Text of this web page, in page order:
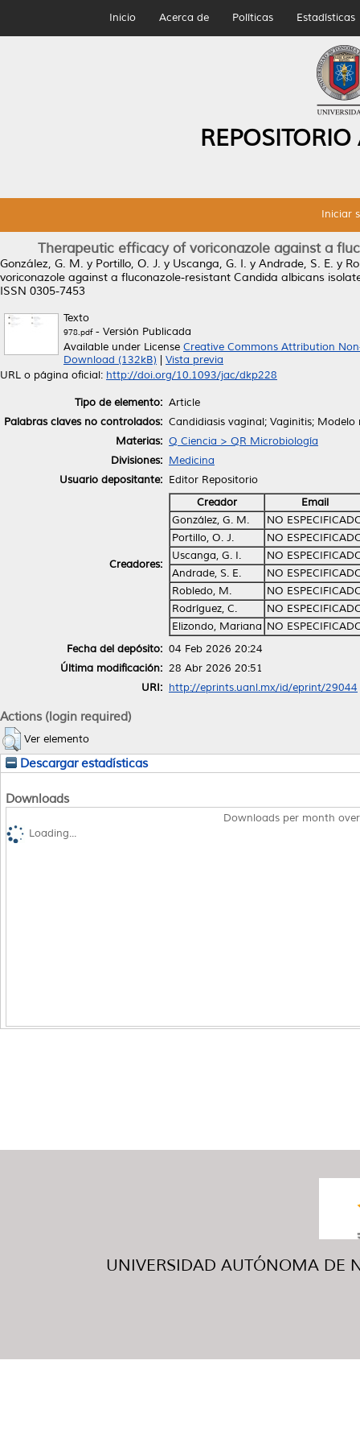
Inicio Acerca de Políticas Estadísticas
Iniciar
Therapeutic efficacy of voriconazole against a
González, G. M. y Portillo, O. J. y Uscanga, G. I. y Andrade, S. E. y
voriconazole against a fluconazole-resistant Candida albicans
ISSN 0305-7453
Texto
978.pdf- Versión Publicada
Available under License Creative Commons Attribution
Download (132kB)
Vista previa
URL o página oficial: http://doi.org/10.1093/jac/dkp228
Tipo de elemento: Article
Palabras claves no controlados: Candidiasis vaginal; Vaginitis; Modelo
Materias: Q Ciencia > QR Microbiología
Divisiones: Medicina
Usuario depositante: Editor Repositorio
Creadores:
Creador
Email
González, G. M.
NO
Portillo, O. J.
NO
Uscanga, G. I.
NO
Andrade, S. E.
NO
Robledo, M.
NO
Rodríguez, C.
NO
Elizondo, Mariana NO
Fecha del depósito: 04 Feb 2026 20:24
Última modificación: 28 Abr 2026 20:51
URI: http://eprints.uanl.mx/id/eprint/29044
Actions (login required)
Ver elemento
Descargar estadísticas
Downloads
Downloads per month
Loading...
UNIVERSIDAD AUTÓNOMA DE